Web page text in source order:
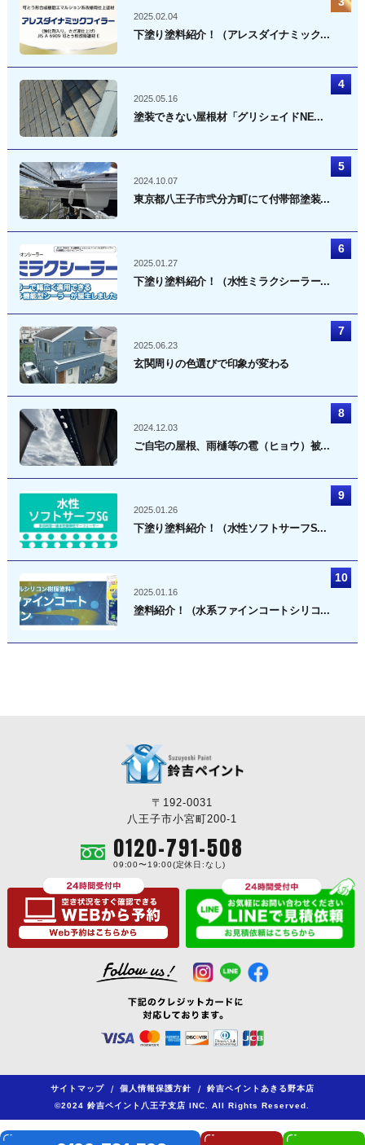
2025.02.04
下塗り塗料紹介！（アレスダイナミック...
2025.05.16
塗装できない屋根材「グリシェイドNE...
2024.10.07
東京都八王子市弐分方町にて付帯部塗装...
2025.01.27
下塗り塗料紹介！（水性ミラクシーラー...
2025.06.23
玄関周りの色選びで印象が変わる
2024.12.03
ご自宅の屋根、雨樋等の雹（ヒョウ）被...
2025.01.26
下塗り塗料紹介！（水性ソフトサーフS...
2025.01.16
塗料紹介！（水系ファインコートシリコ...
〒192-0031
八王子市小宮町200-1
0120-791-508
09:00〜19:00(定休日:なし)
サイトマップ / 個人情報保護方針 /
鈴吉ペイントあきる野本店
©2024 鈴吉ペイント八王子支店 INC. All Rights Reserved.